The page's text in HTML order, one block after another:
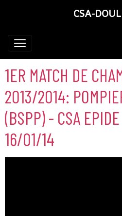
CSA-
1ER MATCH DE
2013/2014:
(BSPP) - CSA
16/01/14